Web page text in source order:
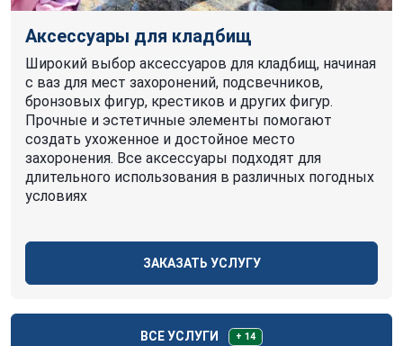
Аксессуары для кладбищ
Широкий выбор аксессуаров для кладбищ, начиная
с ваз для мест захоронений, подсвечников,
бронзовых фигур, крестиков и других фигур.
Прочные и эстетичные элементы помогают
создать ухоженное и достойное место
захоронения. Все аксессуары подходят для
длительного использования в различных погодных
условиях
ЗАКАЗАТЬ УСЛУГУ
ВСЕ УСЛУГИ + 14